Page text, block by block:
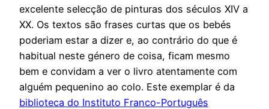
excelente selecção de pinturas dos séculos XIV a
XX. Os textos são frases curtas que os bebés
poderiam estar a dizer e, ao contrário do que é
habitual neste género de coisa, ficam mesmo
bem e convidam a ver o livro atentamente com
alguém pequenino ao colo. Este exemplar é da
biblioteca do Instituto Franco-Português